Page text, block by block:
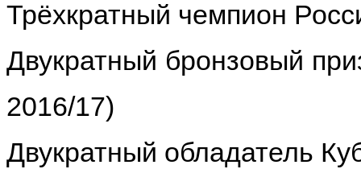
Трёхкратный чемпион
Двукратный бронзовый
2016/17)
Двукратный обладатель